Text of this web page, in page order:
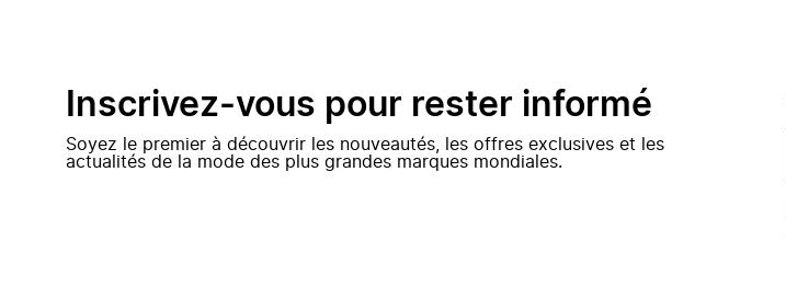
Inscrivez-vous pour rester informé
Soyez le premier à découvrir les nouveautés, les offres exclusives et les
actualités de la mode des plus grandes marques mondiales.